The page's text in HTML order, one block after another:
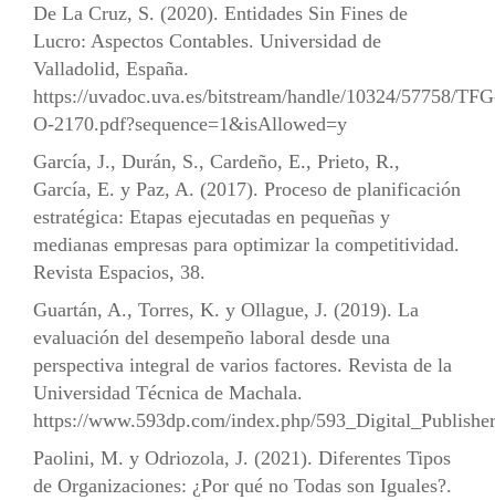
De La Cruz, S. (2020). Entidades Sin Fines de
Lucro: Aspectos Contables. Universidad de
Valladolid, España.
https://uvadoc.uva.es/bitstream/handle/10324/57758/
O-2170.pdf?sequence=1&isAllowed=y
García, J., Durán, S., Cardeño, E., Prieto, R.,
García, E. y Paz, A. (2017). Proceso de planificación
estratégica: Etapas ejecutadas en pequeñas y
medianas empresas para optimizar la competitividad.
Revista Espacios, 38.
Guartán, A., Torres, K. y Ollague, J. (2019). La
evaluación del desempeño laboral desde una
perspectiva integral de varios factores. Revista de la
Universidad Técnica de Machala.
https://www.593dp.com/index.php/
Paolini, M. y Odriozola, J. (2021). Diferentes Tipos
de Organizaciones: ¿Por qué no Todas son Iguales?.